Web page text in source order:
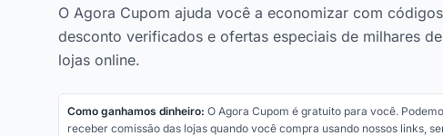
O Agora Cupom ajuda você a economizar com
desconto verificados e ofertas especiais de milhares de
lojas online.
Como ganhamos dinheiro: O Agora Cupom é gratuito para você.
receber comissão das lojas quando você compra usando nossos links,